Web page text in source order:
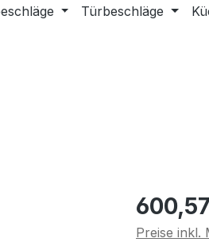
Türbeschläge
Regulärer
Preise inkl.